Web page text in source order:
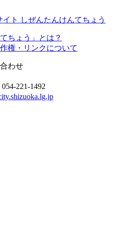
ちょう」とは？
権・リンクについて
わせ
221-1492